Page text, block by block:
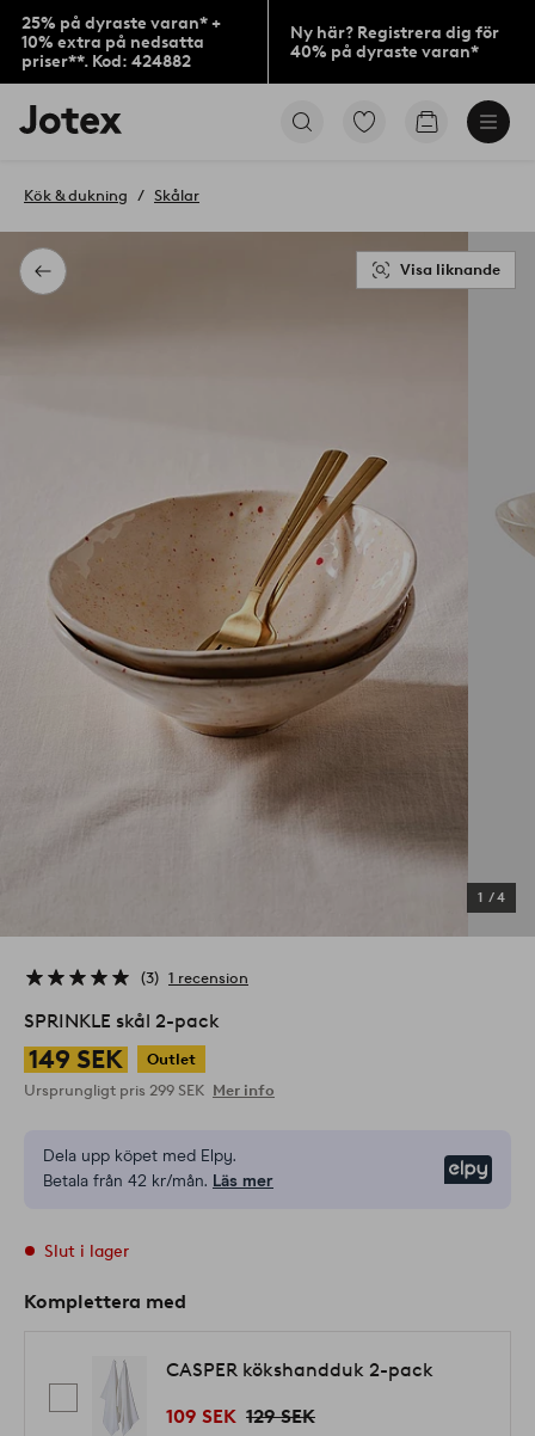
25% på dyraste varan* +
10% extra på nedsatta
priser**. Kod: 424882
Ny här? Registrera dig för
40% på dyraste varan*
Jotex
logotyp
till
Gå
Gå
Tillbaka
Kök & dukning Skålar
1 /4
Visa liknande
3 1 recension
SPRINKLE skål 2-pack
149 SEK
Outlet
Ursprungligt pris 299 SEK Mer info
Dela upp köpet med Elpy.
Betala från 42 kr/mån. Läs mer
Slut i lager
Komplettera med
CASPER kökshandduk 2-pack
109 SEK 129 SEK